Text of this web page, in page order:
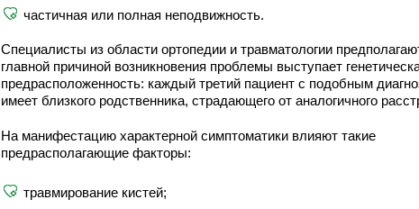
частичная или полная неподвижность.
Специалисты из области ортопедии и травматологии
главной причиной возникновения проблемы выступает
предрасположенность: каждый третий пациент с подобным
имеет близкого родственника, страдающего от аналогичного
На манифестацию характерной симптоматики влияют такие
предрасполагающие факторы:
травмирование кистей;